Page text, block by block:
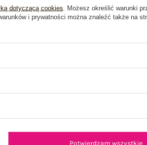
Granatowa letnia sukienka hiszpanka z wiskozy
SUBLEVEL
dotyczącą cookies . Możesz określić warunki
i prywatności można znaleźć także na
Potwierdzam wszystkie